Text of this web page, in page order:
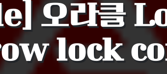
오라클
lock